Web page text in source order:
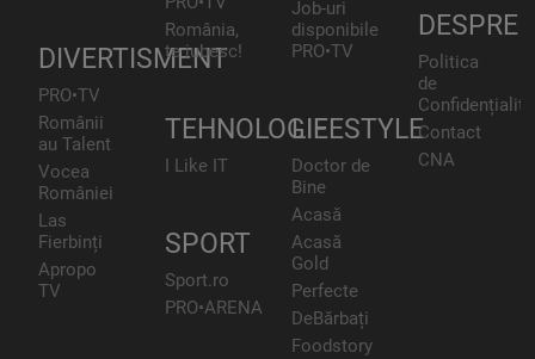
DIVERTISMENT
PRO•TV
Românii
au Talent
Vocea
României
Las
Fierbinți
Apropo
TV
România,
te iubesc!
TEHNOLOGIE
I Like IT
SPORT
Sport.ro
PRO•ARENA
Job-uri
disponibile
PRO•TV
LIFESTYLE
Doctor de
Bine
Acasă
Acasă
Gold
Perfecte
DeBărbați
Foodstory
DESPRE
Politica
de
Contact
CNA